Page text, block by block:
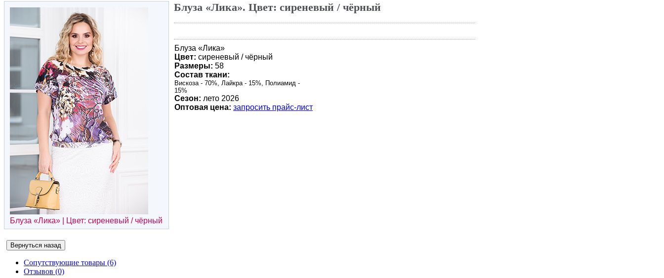
Блуза «Лика» | Цвет: сиреневый / чёрный
Блуза «Лика». Цвет: сиреневый / чёрный
Блуза «Лика»
Цвет: сиреневый / чёрный
Размеры: 58
Состав ткани:
Вискоза - 70%, Лайкра - 15%, Полиамид -
15%
Сезон: лето 2026
Оптовая цена: запросить прайс-лист
Сопутствующие товары (6)
Отзывов (0)